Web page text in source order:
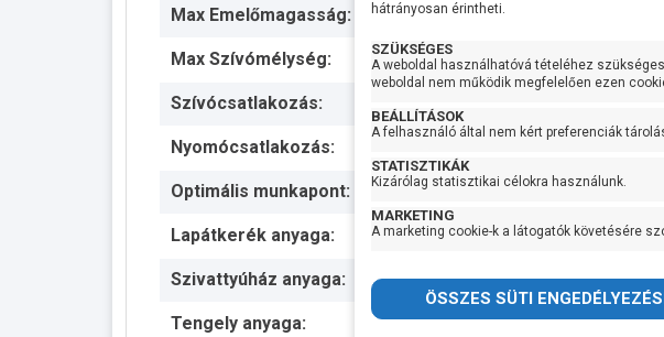
Max Emelőmagasság:
Max Szívómélység: 7 méter
Szívócsatlakozás:
Nyomócsatlakozás: DN 25
Optimális munkapont: 57 méteren 60
Lapátkerék anyaga: AISI 304
Szivattyúház anyaga: Öntvény
Tengely anyaga: AISI 431
hátrányosan érintheti.
SZÜKSÉGES
A weboldal használhatóvá tételéhez
weboldal nem működik megfelelően ezen
BEÁLLÍTÁSOK
A felhasználó által nem kért preferenciák
STATISZTIKÁK
Kizárólag statisztikai célokra használunk.
MARKETING
A marketing cookie-k a látogatók követésére